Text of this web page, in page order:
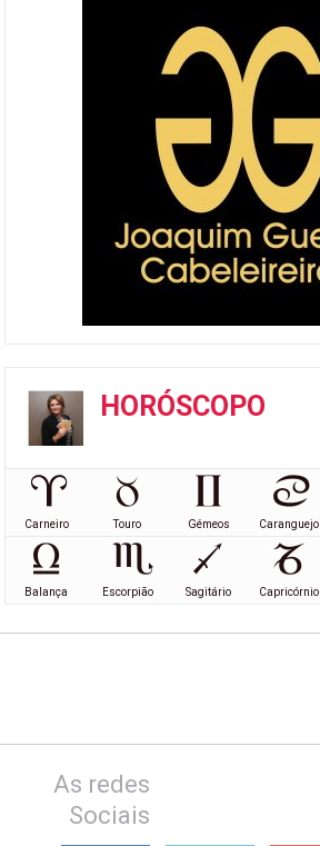
HORÓSCOPO
Carneiro Touro Gémeos Caranguejo
Balança Escorpião Sagitário Capricórnio
As redes
Sociais